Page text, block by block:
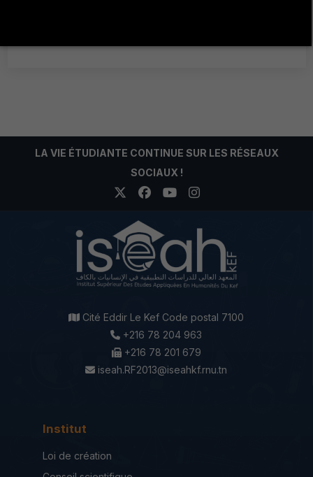
LA VIE ÉTUDIANTE CONTINUE SUR LES RÉSEAUX
SOCIAUX !
Cité Eddir Le Kef Code postal 7100
+216 78 204 963
+216 78 201 679
iseah.RF2013@iseahkf.rnu.tn
Institut
Loi de création